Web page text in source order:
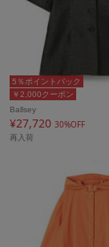
￥2,000クーポン
5％ポイントバック
Ballsey
¥27,720 30%OFF
再入荷